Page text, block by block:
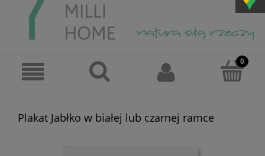
Plakat Jabłko w białej lub czarnej ramce